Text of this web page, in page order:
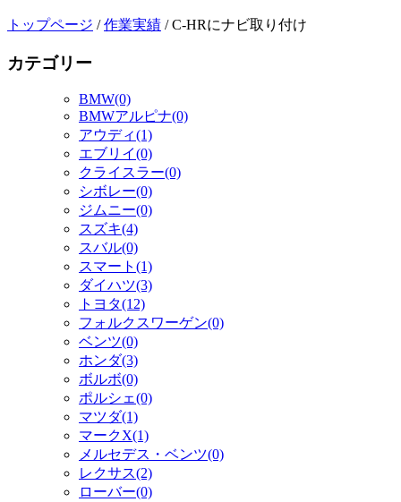
トップページ /作業実績 /C-HRにナビ取り付け
カテゴリー
BMW(0)
BMWアルピナ(0)
アウディ(1)
エブリイ(0)
クライスラー(0)
シボレー(0)
ジムニー(0)
スズキ(4)
スバル(0)
スマート(1)
ダイハツ(3)
トヨタ(12)
フォルクスワーゲン(0)
ベンツ(0)
ホンダ(3)
ボルボ(0)
ポルシェ(0)
マツダ(1)
マークX(1)
メルセデス・ベンツ(0)
レクサス(2)
ローバー(0)